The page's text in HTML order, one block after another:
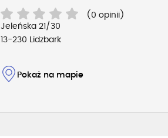
(0 opinii)
Jeleńska 21/30
13-230 Lidzbark
Pokaż na mapie